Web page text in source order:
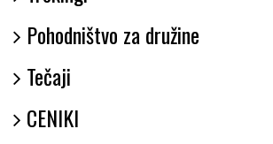
Pohodništvo za družine
Tečaji
CENIKI